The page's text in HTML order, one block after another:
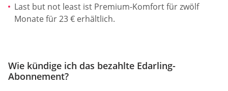
Last but not least ist Premium-Komfort für zwölf
Monate für 23 € erhältlich.
Wie kündige ich das bezahlte Edarling-
Abonnement?